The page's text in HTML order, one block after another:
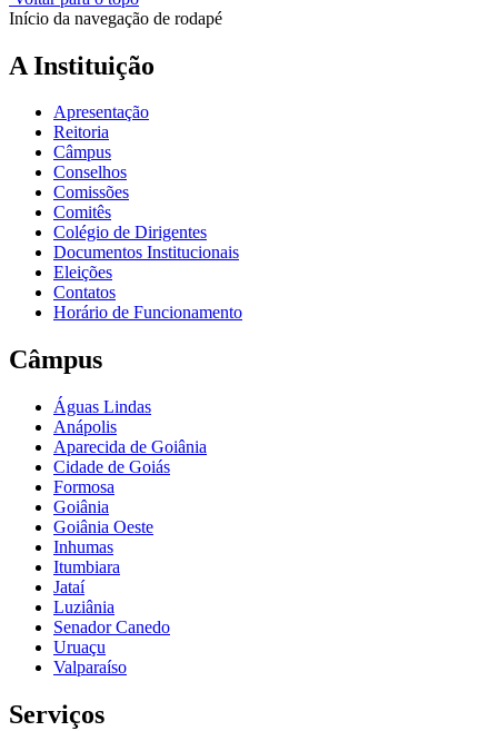
Início da navegação de rodapé
A Instituição
Apresentação
Reitoria
Câmpus
Conselhos
Comissões
Comitês
Colégio de Dirigentes
Documentos Institucionais
Eleições
Contatos
Horário de Funcionamento
Câmpus
Águas Lindas
Anápolis
Aparecida de Goiânia
Cidade de Goiás
Formosa
Goiânia
Goiânia Oeste
Inhumas
Itumbiara
Jataí
Luziânia
Senador Canedo
Uruaçu
Valparaíso
Serviços